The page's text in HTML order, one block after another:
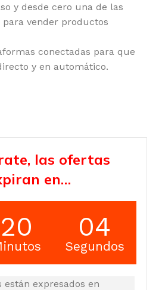
y desde cero una de las
para vender productos
conectadas para que
y en automático.
las ofertas
en…
20 03
Segundos
están expresados en